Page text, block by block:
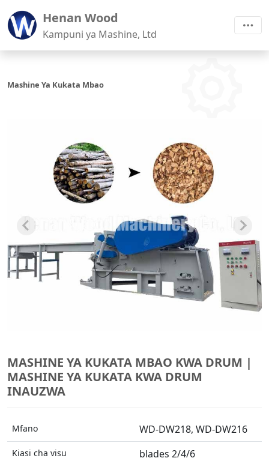
Henan Wood
Kampuni ya Mashine, Ltd
Mashine Ya Kukata Mbao
MASHINE YA KUKATA MBAO KWA DRUM |
MASHINE YA KUKATA KWA DRUM
INAUZWA
Mfano WD-DW218, WD-DW216
Kiasi cha visu blades 2/4/6